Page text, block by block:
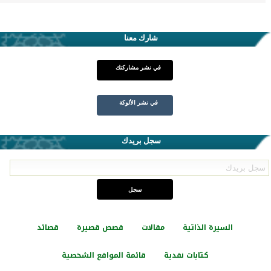
شارك معنا
في نشر مشاركتك
في نشر الألوكة
سجل بريدك
السيرة الذاتية مقالات قصص قصيرة قصائد
كتابات نقدية قائمة المواقع الشخصية